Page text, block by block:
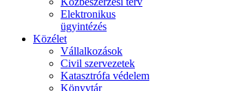
Elektronikus
ügyintézés
Közélet
Vállalkozások
Civil szervezetek
Katasztrófa védelem
Könyvtár